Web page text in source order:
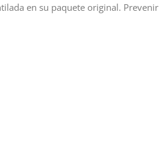
en su paquete original. Prevenir